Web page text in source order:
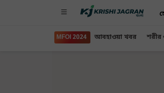
MFOI 2024 আবহাওয়া খবর শরীর